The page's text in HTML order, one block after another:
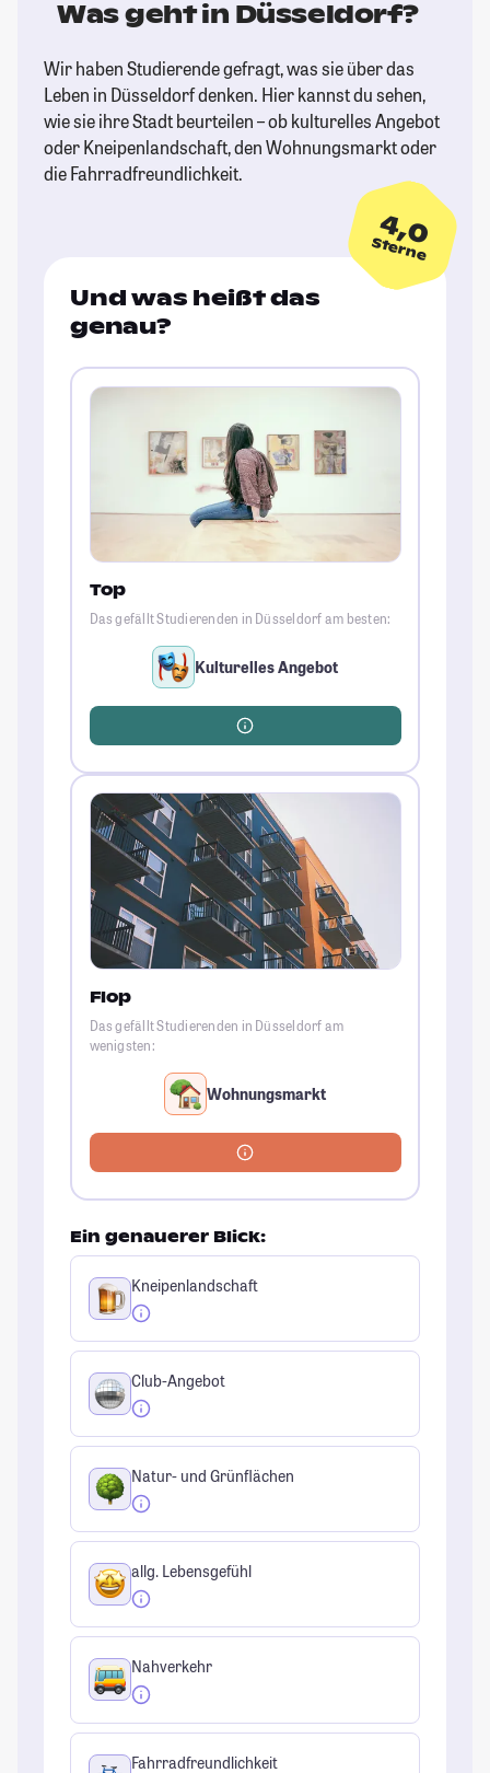
Was geht in Düsseldorf?
Wir haben Studierende gefragt, was sie über das
Leben in Düsseldorf denken. Hier kannst du sehen,
wie sie ihre Stadt beurteilen – ob kulturelles Angebot
oder Kneipenlandschaft, den Wohnungsmarkt oder
die Fahrradfreundlichkeit.
4,0
Sterne
Und was heißt das
genau?
Top
Das gefällt Studierenden in Düsseldorf am besten:
Kulturelles Angebot
Flop
Das gefällt Studierenden in Düsseldorf am
wenigsten:
Wohnungsmarkt
Ein genauerer Blick:
Kneipenlandschaft
Club-Angebot
Natur- und Grünflächen
allg. Lebensgefühl
Nahverkehr
Fahrradfreundlichkeit